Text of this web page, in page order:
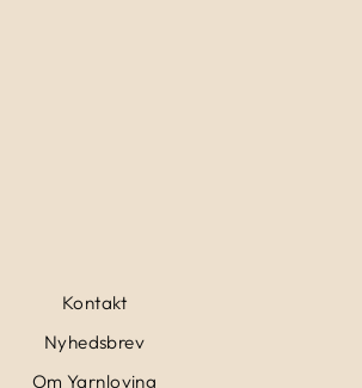
Kontakt
Nyhedsbrev
Om Yarnloving